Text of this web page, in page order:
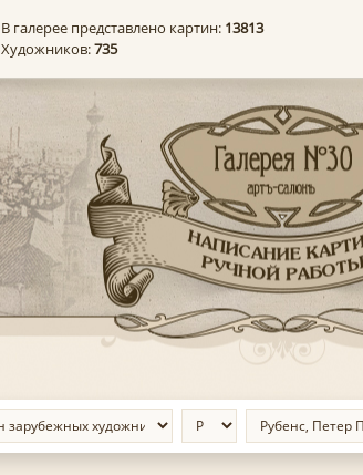
В галерее представлено картин: 13813
Художников:735